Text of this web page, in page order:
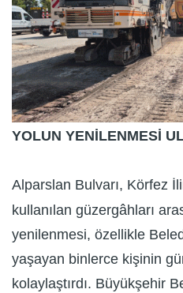
YOLUN YENİLENMESİ
Alparslan Bulvarı, Körfez
kullanılan güzergâhları
yenilenmesi, özellikle
yaşayan binlerce kişinin
kolaylaştırdı. Büyükşehir